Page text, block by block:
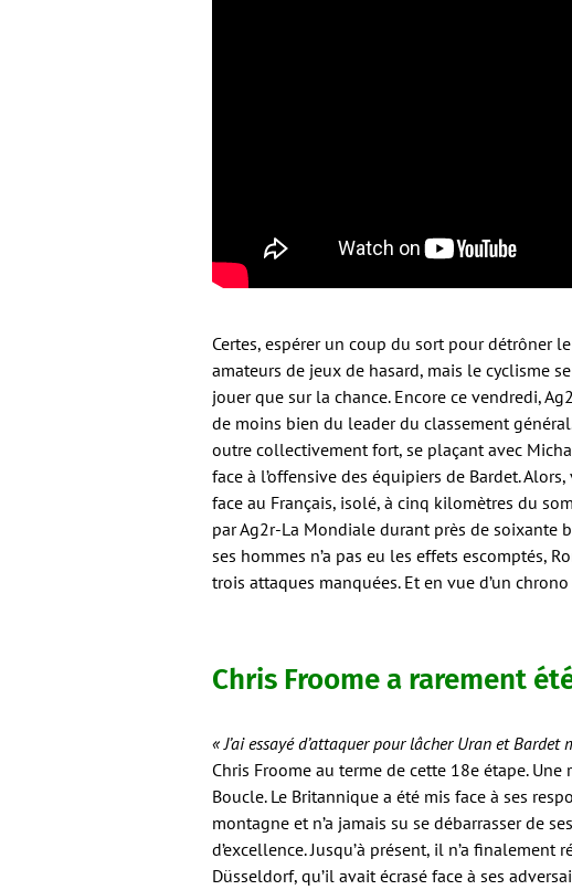
Certes, espérer un coup du sort pour détrôner
amateurs de jeux de hasard, mais le cyclisme
jouer que sur la chance. Encore ce vendredi,
de moins bien du leader du classement
outre collectivement fort, se plaçant avec
face à l’offensive des équipiers de Bardet.
face au Français, isolé, à cinq kilomètres du
par Ag2r-La Mondiale durant près de soixante
ses hommes n’a pas eu les effets escomptés,
trois attaques manquées. Et en vue d’un
Chris Froome a rarement
« J’ai essayé d’attaquer pour lâcher Uran et Bardet
Chris Froome au terme de cette 18e étape.
Boucle. Le Britannique a été mis face à ses
montagne et n’a jamais su se débarrasser de
d’excellence. Jusqu’à présent, il n’a
Düsseldorf, qu’il avait écrasé face à ses